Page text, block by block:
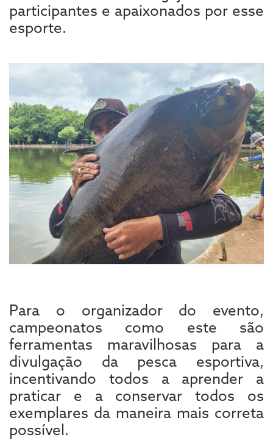
participantes e apaixonados por esse
esporte.
Para o organizador do evento,
campeonatos como este são
ferramentas maravilhosas para a
divulgação da pesca esportiva,
incentivando todos a aprender a
praticar e a conservar todos os
exemplares da maneira mais correta
possível.